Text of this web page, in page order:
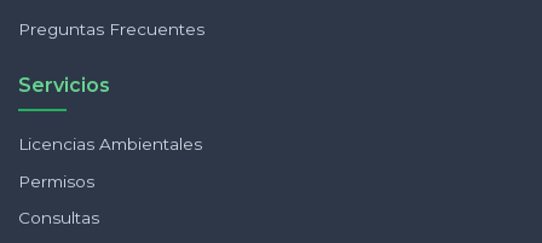
Preguntas Frecuentes
Servicios
Licencias Ambientales
Permisos
Consultas